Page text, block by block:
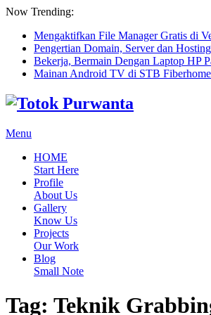
Now Trending:
Mengaktifkan File Manager Gratis di
Pengertian Domain, Server dan Hosting
Bekerja, Bermain Dengan Laptop HP
Mainan Android TV di STB
Menu
HOME
Start Here
Profile
About Us
Gallery
Know Us
Projects
Our Work
Blog
Small Note
Tag: Teknik